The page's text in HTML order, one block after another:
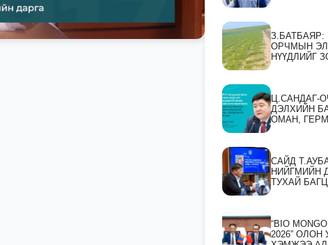
З.БАТБАЯР:
ОРЧМЫН
НҮҮДЛИЙГ
Ц.САНДАГ-
ДЭЛХИЙН
ОМАН,
САЙД
НИЙГМИЙН
ТУХАЙ БАГЦ
“BIO
2026”